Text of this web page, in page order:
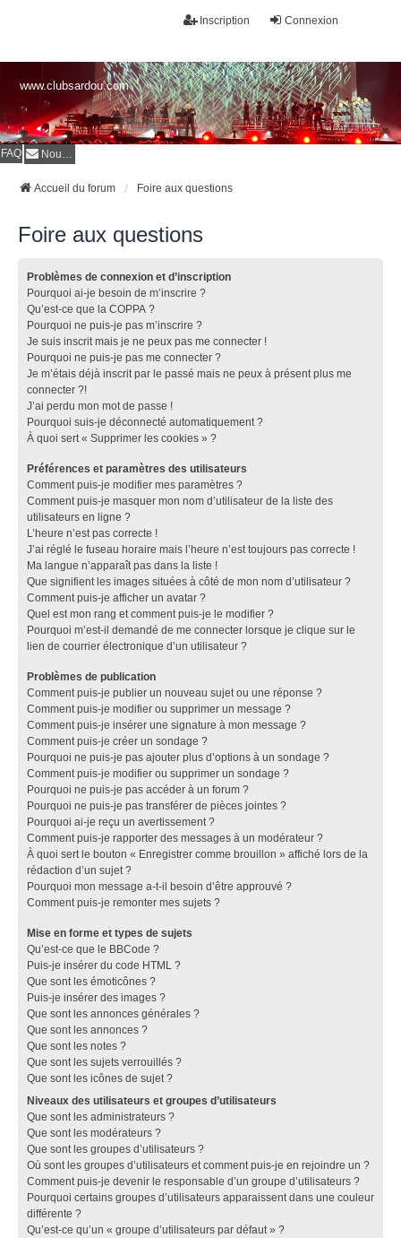
Connexion
Inscription
www.clubsardou.com
FAQ Nous contacter
Accueil du forum Foire aux questions
Foire aux questions
Problèmes de connexion et d’inscription
Pourquoi ai-je besoin de m’inscrire ?
Qu’est-ce que la COPPA ?
Pourquoi ne puis-je pas m’inscrire ?
Je suis inscrit mais je ne peux pas me connecter !
Pourquoi ne puis-je pas me connecter ?
Je m’étais déjà inscrit par le passé mais ne peux à présent plus me
connecter ?!
J’ai perdu mon mot de passe !
Pourquoi suis-je déconnecté automatiquement ?
À quoi sert « Supprimer les cookies » ?
Préférences et paramètres des utilisateurs
Comment puis-je modifier mes paramètres ?
Comment puis-je masquer mon nom d’utilisateur de la liste des
utilisateurs en ligne ?
L’heure n’est pas correcte !
J’ai réglé le fuseau horaire mais l’heure n’est toujours pas correcte !
Ma langue n’apparaît pas dans la liste !
Que signifient les images situées à côté de mon nom d’utilisateur ?
Comment puis-je afficher un avatar ?
Quel est mon rang et comment puis-je le modifier ?
Pourquoi m’est-il demandé de me connecter lorsque je clique sur le
lien de courrier électronique d’un utilisateur ?
Problèmes de publication
Comment puis-je publier un nouveau sujet ou une réponse ?
Comment puis-je modifier ou supprimer un message ?
Comment puis-je insérer une signature à mon message ?
Comment puis-je créer un sondage ?
Pourquoi ne puis-je pas ajouter plus d’options à un sondage ?
Comment puis-je modifier ou supprimer un sondage ?
Pourquoi ne puis-je pas accéder à un forum ?
Pourquoi ne puis-je pas transférer de pièces jointes ?
Pourquoi ai-je reçu un avertissement ?
Comment puis-je rapporter des messages à un modérateur ?
À quoi sert le bouton « Enregistrer comme brouillon » affiché lors de la
rédaction d’un sujet ?
Pourquoi mon message a-t-il besoin d’être approuvé ?
Comment puis-je remonter mes sujets ?
Mise en forme et types de sujets
Qu’est-ce que le BBCode ?
Puis-je insérer du code HTML ?
Que sont les émoticônes ?
Puis-je insérer des images ?
Que sont les annonces générales ?
Que sont les annonces ?
Que sont les notes ?
Que sont les sujets verrouillés ?
Que sont les icônes de sujet ?
Niveaux des utilisateurs et groupes d’utilisateurs
Que sont les administrateurs ?
Que sont les modérateurs ?
Que sont les groupes d’utilisateurs ?
Où sont les groupes d’utilisateurs et comment puis-je en rejoindre un ?
Comment puis-je devenir le responsable d’un groupe d’utilisateurs ?
Pourquoi certains groupes d’utilisateurs apparaissent dans une couleur
différente ?
Qu’est-ce qu’un « groupe d’utilisateurs par défaut » ?